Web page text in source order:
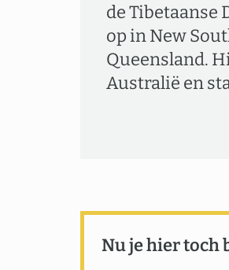
de Tibetaanse
op in New
Queensland.
Australië en
Nu je hier toch